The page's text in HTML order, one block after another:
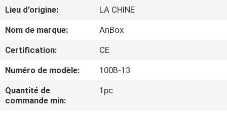
AU
SUJET
DE
VISITE
Lieu d'origine:
LA CHINE
Nom de marque:
AnBox
Certification:
CE
Numéro de modèle:
100B-13
Quantité de
commande min:
1pc